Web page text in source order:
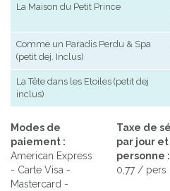
La Maison du Petit Prince
Comme un Paradis Perdu & Spa
(petit dej. Inclus)
La Tête dans les Etoiles (petit dej
inclus)
Modes de
paiement :
American Express
- Carte Visa -
Mastercard -
Taxe de
par jour
personne :
0,77 / pers